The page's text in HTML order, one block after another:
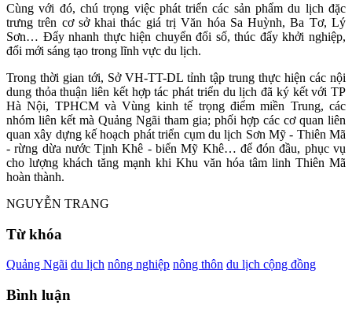
Cùng với đó, chú trọng việc phát triển các sản phẩm du lịch đặc
trưng trên cơ sở khai thác giá trị Văn hóa Sa Huỳnh, Ba Tơ, Lý
Sơn… Đẩy nhanh thực hiện chuyển đổi số, thúc đẩy khởi nghiệp,
đổi mới sáng tạo trong lĩnh vực du lịch.
Trong thời gian tới, Sở VH-TT-DL tỉnh tập trung thực hiện các nội
dung thỏa thuận liên kết hợp tác phát triển du lịch đã ký kết với TP
Hà Nội, TPHCM và Vùng kinh tế trọng điểm miền Trung, các
nhóm liên kết mà Quảng Ngãi tham gia; phối hợp các cơ quan liên
quan xây dựng kế hoạch phát triển cụm du lịch Sơn Mỹ - Thiên Mã
- rừng dừa nước Tịnh Khê - biển Mỹ Khê… để đón đầu, phục vụ
cho lượng khách tăng mạnh khi Khu văn hóa tâm linh Thiên Mã
hoàn thành.
NGUYỄN TRANG
Từ khóa
Quảng Ngãi du lịch nông nghiệp nông thôn du lịch cộng đồng
Bình luận